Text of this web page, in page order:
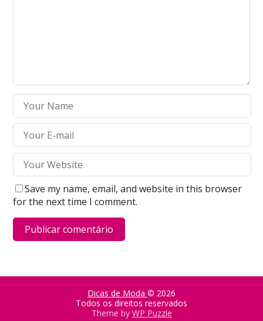
Save my name, email, and website in this browser
for the next time I comment.
Dicas de Moda © 2026
Todos os direitos reservados
Theme by WP Puzzle